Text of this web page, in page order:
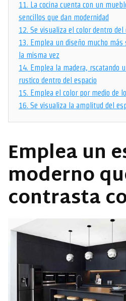
11.
La cocina cuenta con un
sencillos que dan modernidad
12. Se visualiza el color dentro del
13. Emplea un diseño mucho
la misma vez
14. Emplea la madera, rscatando
rustico dentro del espacio
15. Emplea el color por medio de
16. Se visualiza la amplitud del
Emplea un
moderno
contrasta